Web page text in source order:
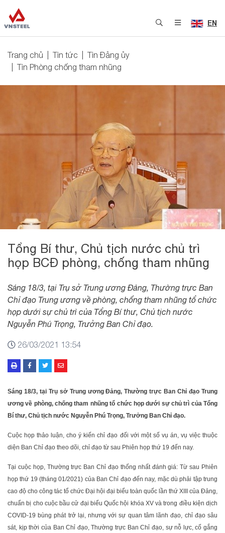
EN
Trang chủ Tin tức
Tin Đảng ủy
Tin Phòng chống tham nhũng
Tổng Bí thư, Chủ tịch nước chủ trì
họp BCĐ phòng, chống tham nhũng
Sáng 18/3, tại Trụ sở Trung ương Đảng, Thường trực Ban
Chỉ đạo Trung ương về phòng, chống tham nhũng tổ chức
họp dưới sự chủ trì của Tổng Bí thư, Chủ tịch nước
Nguyễn Phú Trọng, Trưởng Ban Chỉ đạo.
26/03/2021 13:54
Sáng 18/3, tại Trụ sở Trung ương Đảng, Thường trực Ban Chỉ đạo Trung
ương về phòng, chống tham nhũng tổ chức họp dưới sự chủ trì của Tổng
Bí thư, Chủ tịch nước Nguyễn Phú Trọng, Trưởng Ban Chỉ đạo.
Cuộc họp thảo luận, cho ý kiến chỉ đạo đối với một số vụ án, vụ việc thuộc
diện Ban Chỉ đạo theo dõi, chỉ đạo từ sau Phiên họp thứ 19 đến nay.
Tại cuộc họp, Thường trực Ban Chỉ đạo thống nhất đánh giá: Từ sau Phiên
họp thứ 19 (tháng 01/2021) của Ban Chỉ đạo đến nay, mặc dù phải tập trung
cao độ cho công tác tổ chức Đại hội đại biểu toàn quốc lần thứ XIII của Đảng,
chuẩn bị cho cuộc bầu cử đại biểu Quốc hội khóa XV và trong điều kiện dịch
COVID-19 bùng phát trở lại, nhưng với sự quan tâm lãnh đạo, chỉ đạo sâu
sát, kịp thời của Ban Chỉ đạo, Thường trực Ban Chỉ đạo, sự nỗ lực, cố gắng